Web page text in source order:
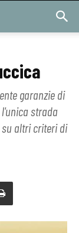
garanzie di
l'unica strada
su altri criteri di